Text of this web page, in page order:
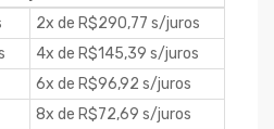
2x de R$290,77 s/juros
4x de R$145,39 s/juros
6x de R$96,92 s/juros
8x de R$72,69 s/juros